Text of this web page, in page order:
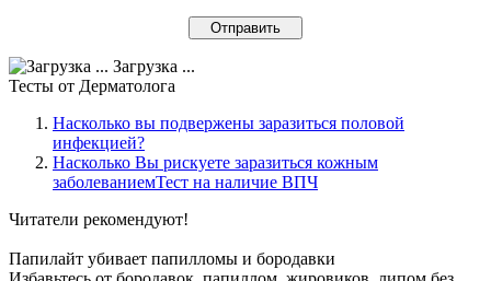
Загрузка ...
Тесты от Дерматолога
Насколько вы подвержены заразиться половой
инфекцией?
Насколько Вы рискуете заразиться кожным
заболеваниемТест на наличие ВПЧ
Читатели рекомендуют!
Папилайт убивает папилломы и бородавки